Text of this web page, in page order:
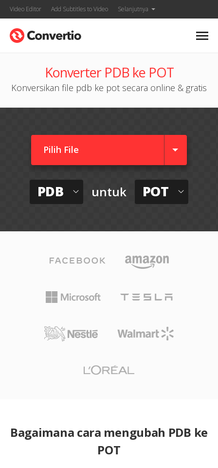
Video Editor Add Subtitles to Video Selanjutnya
Konverter PDB ke POT
Konversikan file pdb ke pot secara online & gratis
Pilih File
PDB untuk POT
Bagaimana cara mengubah PDB ke
POT